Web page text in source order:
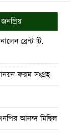
জনপ্রিয়
ব্রেন্ট টি.
ফরম সংগ্রহ
আনন্দ মিছিল